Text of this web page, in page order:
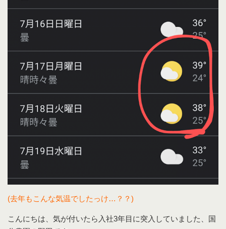
(去年もこんな気温でしたっけ…？？)
こんにちは、気が付いたら入社3年目に突入していました、国